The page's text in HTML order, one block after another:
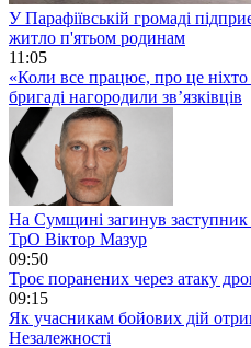
У Парафіївській громаді
житло п'ятьом родинам
11:05
«Коли все працює, про це ніхто
бригаді нагородили зв’язківців
На Сумщині загинув
ТрО Віктор Мазур
09:50
Троє поранених через атаку
09:15
Як учасникам бойових дій
Незалежності